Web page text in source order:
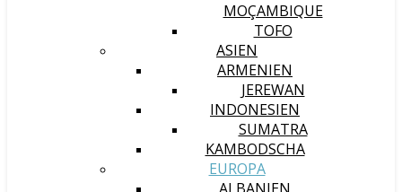
MOÇAMBIQUE
TOFO
ASIEN
ARMENIEN
JEREWAN
INDONESIEN
SUMATRA
KAMBODSCHA
EUROPA